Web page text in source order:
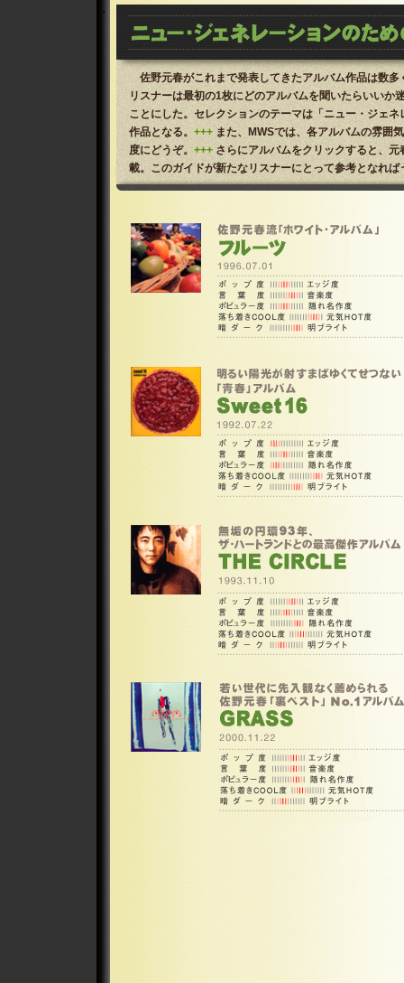
.
佐野元春がこれまで発表してきたアルバム作品は数
リスナーは最初の1枚にどのアルバムを聞いたらいいか
ことにした。セレクションのテーマは「ニュー・ジェ
作品となる。 +++また、MWSでは、各アルバムの雰囲
度にどうぞ。 +++ さらにアルバムをクリックすると、
載。このガイドが新たなリスナーにとって参考となれ